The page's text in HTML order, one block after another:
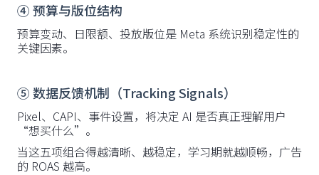
④ 预算与版位结构
预算变动、日限额、投放版位是 Meta 系统识别稳定性的
关键因素。
⑤ 数据反馈机制（Tracking Signals）
Pixel、CAPI、事件设置，将决定 AI 是否真正理解用户
“想买什么”。
当这五项组合得越清晰、越稳定，学习期就越顺畅，广告
的 ROAS 越高。